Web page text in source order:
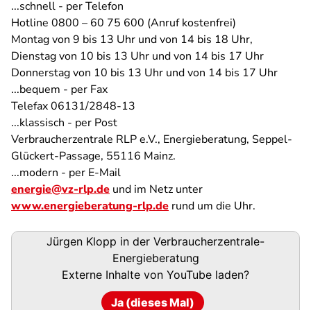
...schnell - per Telefon
Hotline 0800 – 60 75 600 (Anruf kostenfrei)
Montag von 9 bis 13 Uhr und von 14 bis 18 Uhr,
Dienstag von 10 bis 13 Uhr und von 14 bis 17 Uhr
Donnerstag von 10 bis 13 Uhr und von 14 bis 17 Uhr
...bequem - per Fax
Telefax 06131/2848-13
...klassisch - per Post
Verbraucherzentrale RLP e.V., Energieberatung, Seppel-
Glückert-Passage, 55116 Mainz.
...modern - per E-Mail
energie@vz-rlp.de und im Netz unter
www.energieberatung-rlp.de rund um die Uhr.
Jürgen Klopp in der Verbraucherzentrale-
Energieberatung
Externe Inhalte von YouTube laden?
Ja (dieses Mal)